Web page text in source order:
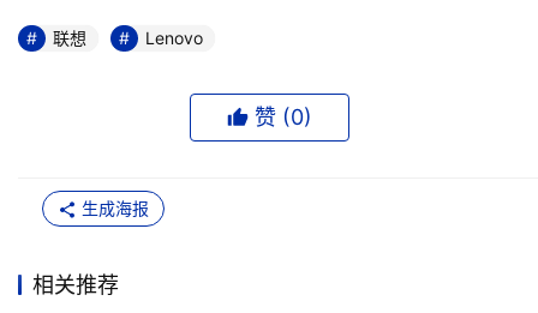
校验。最大支持2GB缓存。提供4个主机端口（1Gb/2Gb自
100，000 IOPS。14个磁盘架位，可配置
力达到16.4TB。内部采用全光纤、全冗余的系统设计，所有
RAID子系统互为冗余，支持透明的故障恢复。随机软件
联想 Lenovo
赞 (0)
生成海报
相关推荐